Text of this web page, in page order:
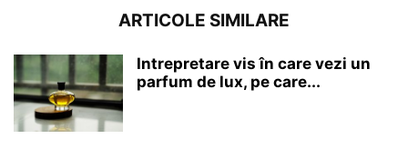
ARTICOLE SIMILARE
Intrepretare vis în care vezi un
parfum de lux, pe care...